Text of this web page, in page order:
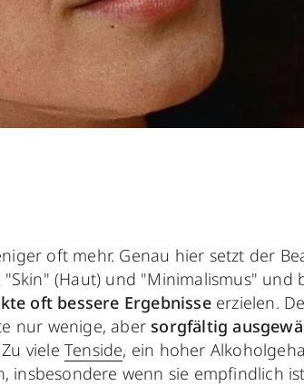
oft mehr. Genau hier setzt der
(Haut) und "Minimalismus" und
oft bessere Ergebnisseerzielen.
nur wenige, abersorgfältig
viele Tenside, ein hoher
wenn sie empfindlich